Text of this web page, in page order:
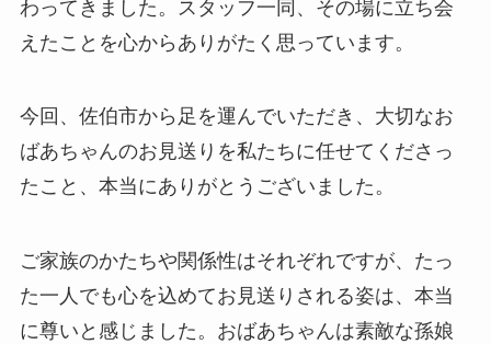
わってきました。スタッフ一同、その場に立ち会
えたことを心からありがたく思っています。
今回、佐伯市から足を運んでいただき、大切なお
ばあちゃんのお見送りを私たちに任せてくださっ
たこと、本当にありがとうございました。
ご家族のかたちや関係性はそれぞれですが、たっ
た一人でも心を込めてお見送りされる姿は、本当
に尊いと感じました。おばあちゃんは素敵な孫娘